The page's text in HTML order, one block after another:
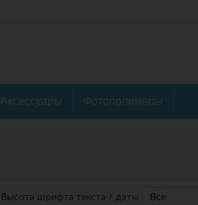
Аксессуары Фотополимеры
Высота шрифта текста / даты Все